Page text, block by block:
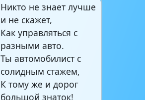
Никто не знает лучше
и не скажет,
Как управляться с
разными авто.
Ты автомобилист с
солидным стажем,
К тому же и дорог
большой знаток!